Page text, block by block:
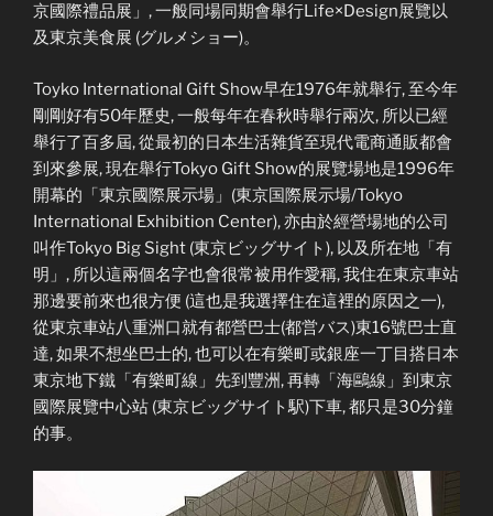
京國際禮品展」, 一般同場同期會舉行Life×Design展覽以
及東京美食展 (グルメショー)。
Toyko International Gift Show早在1976年就舉行, 至今年
剛剛好有50年歷史, 一般每年在春秋時舉行兩次, 所以已經
舉行了百多屆, 從最初的日本生活雜貨至現代電商通販都會
到來參展, 現在舉行Tokyo Gift Show的展覽場地是1996年
開幕的「東京國際展示場」(東京国際展示場/Tokyo
International Exhibition Center), 亦由於經營場地的公司
叫作Tokyo Big Sight (東京ビッグサイト), 以及所在地「有
明」, 所以這兩個名字也會很常被用作愛稱, 我住在東京車站
那邊要前來也很方便 (這也是我選擇住在這裡的原因之一),
從東京車站八重洲口就有都營巴士(都営バス)東16號巴士直
達, 如果不想坐巴士的, 也可以在有樂町或銀座一丁目搭日本
東京地下鐵「有樂町線」先到豐洲, 再轉「海鷗線」到東京
國際展覽中心站 (東京ビッグサイト駅)下車, 都只是30分鐘
的事。